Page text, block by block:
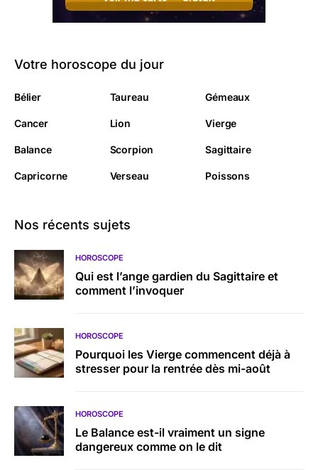
Votre horoscope du jour
Bélier Taureau Gémeaux
Cancer Lion Vierge
Balance Scorpion Sagittaire
Capricorne Verseau Poissons
Nos récents sujets
HOROSCOPE
Qui est l’ange gardien du Sagittaire et
comment l’invoquer
HOROSCOPE
Pourquoi les Vierge commencent déjà à
stresser pour la rentrée dès mi-août
HOROSCOPE
Le Balance est-il vraiment un signe
dangereux comme on le dit